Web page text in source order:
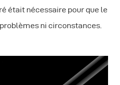
était nécessaire pour que le
ni circonstances.